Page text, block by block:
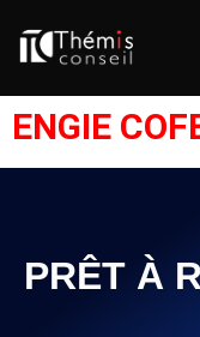
ENGIE
PRÊT À